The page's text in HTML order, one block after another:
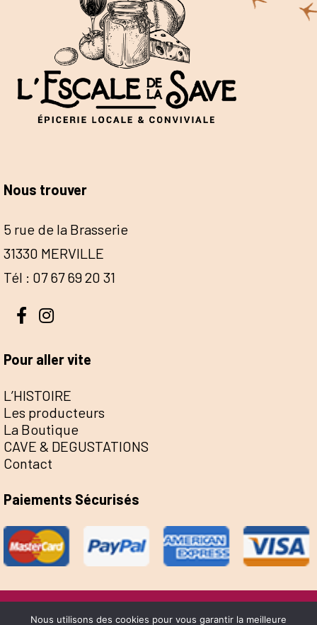
Nous trouver
5 rue de la Brasserie
31330 MERVILLE
Tél : 07 67 69 20 31
Pour aller vite
L’HISTOIRE
Les producteurs
La Boutique
CAVE & DEGUSTATIONS
Contact
Paiements Sécurisés
@Escale de la Save 2022 - Réalisation Sophie
Nous utilisons des cookies pour vous garantir la meilleure